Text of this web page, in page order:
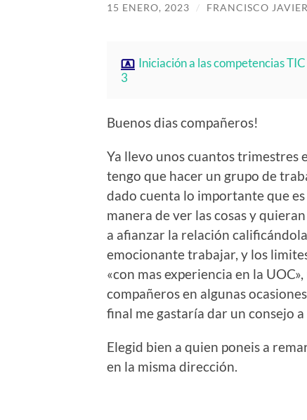
15 ENERO, 2023 / FRANCISCO
Iniciación a las competencias
3
Buenos dias compañeros!
Ya llevo unos cuantos trimestres
tengo que hacer un grupo de
dado cuenta lo importante que
manera de ver las cosas y
a afianzar la relación
emocionante trabajar, y los
«con mas experiencia en la
compañeros en algunas
final me gastaría dar un consejo
Elegid bien a quien poneis a
en la misma dirección.